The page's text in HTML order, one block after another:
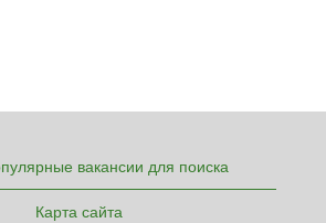
вакансии для поиска
Карта сайта